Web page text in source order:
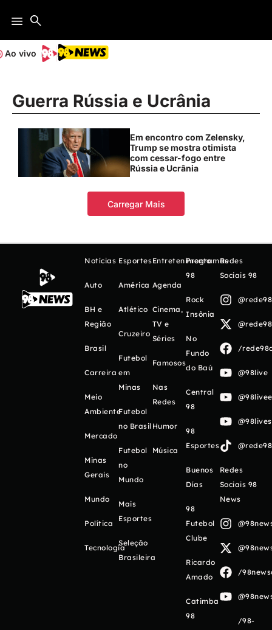
Ao vivo
Guerra Rússia e Ucrânia
Em encontro com Zelensky,
Trump se mostra otimista
com cessar-fogo entre
Rússia e Ucrânia
Carregar Mais
Notícias
Auto
BH e
Região
Brasil
Carreira
Meio
Ambiente
Mercado
Minas
Gerais
Mundo
Política
Tecnologia
Esportes
América
Atlético
Cruzeiro
Futebol
em
Minas
Futebol
no Brasil
Futebol
no
Mundo
Mais
Esportes
Seleção
Brasileira
Entretenimento
Agenda
Cinema,
TV e
Séries
Famosos
Nas
Redes
Humor
Música
Programas
98
Rock
Insônia
No
Fundo
do Baú
Central
98
98
Esportes
Buenos
Días
98
Futebol
Clube
Ricardo
Amado
Catimba
98
Redes
Sociais 98
/
@98live
Redes
Sociais 98
News
/
/98-